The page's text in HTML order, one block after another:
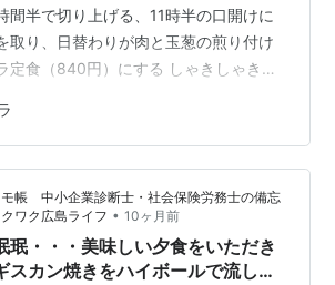
間半で切り上げる、11時半の口開けに
取り、日替わりが肉と玉葱の煎り付け
定食（840円）にする しゃきしゃきの
椒、スープには大量の酢と胡椒（玉子
ーと野菜補給と酢は疲れた体に良い、
が良い、ときどき酸っぱくしたスープ
ご飯、スープと搾菜、これで840円は
い 裏寺町を見てから新京極を歩くと、
く、百均が子…
帳 中小企業診断士・社会保険労務士の備忘
広島ライフ • 10ヶ月前
珉・・・美味しい夕食をいただき
カン焼きをハイボールで流し込